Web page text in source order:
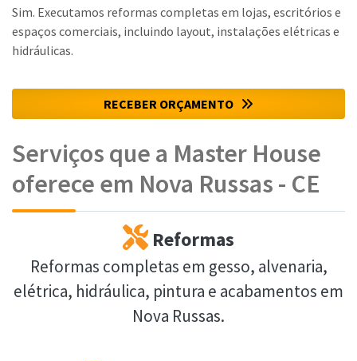
Sim. Executamos reformas completas em lojas, escritórios e
espaços comerciais, incluindo layout, instalações elétricas e
hidráulicas.
RECEBER ORÇAMENTO
Serviços que a Master House
oferece em Nova Russas - CE
Reformas
Reformas completas em gesso, alvenaria,
elétrica, hidráulica, pintura e acabamentos em
Nova Russas.